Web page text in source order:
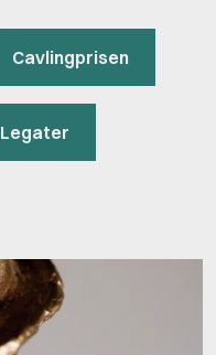
Cavlingprisen
Legater